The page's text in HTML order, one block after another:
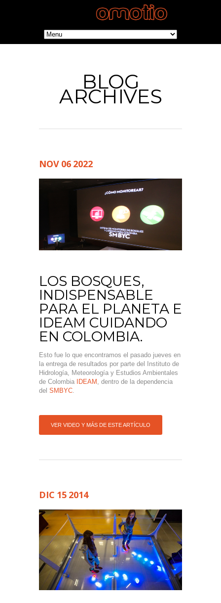
BLOG
ARCHIVES
NOV 06 2022
LOS BOSQUES,
INDISPENSABLE
PARA EL PLANETA E
IDEAM CUIDANDO
EN COLOMBIA.
Esto fue lo que encontramos el pasado jueves en
la entrega de resultados por parte del Instituto de
Hidrología, Meteorología y Estudios Ambientales
de Colombia
IDEAM , dentro de la dependencia
del SMBYC.
VER VIDEO Y MÁS DE ESTE ARTÍCULO
DIC 15 2014